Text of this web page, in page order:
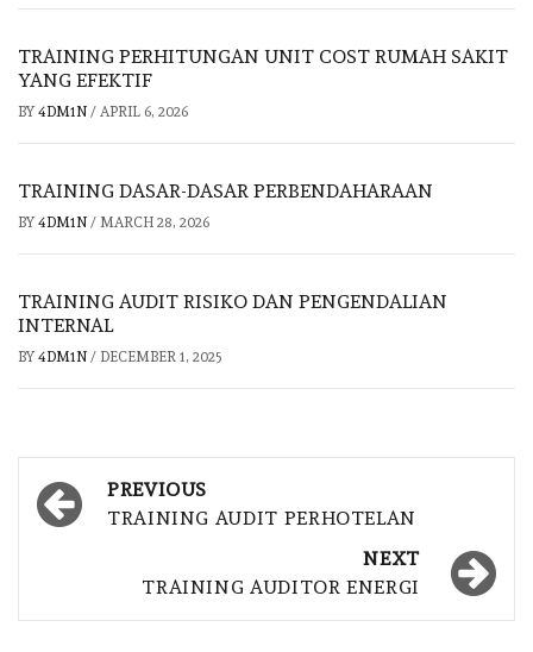
TRAINING PERHITUNGAN UNIT COST RUMAH SAKIT
YANG EFEKTIF
BY 4DM1N / APRIL 6, 2026
TRAINING DASAR-DASAR PERBENDAHARAAN
BY 4DM1N / MARCH 28, 2026
TRAINING AUDIT RISIKO DAN PENGENDALIAN
INTERNAL
BY 4DM1N / DECEMBER 1, 2025
Post
navigation
PREVIOUS
TRAINING AUDIT PERHOTELAN
NEXT
TRAINING AUDITOR ENERGI